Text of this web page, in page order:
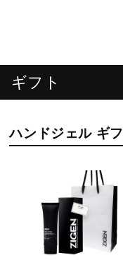
ギフト
ハンドジェル ギ